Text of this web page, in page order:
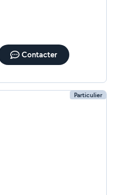
Contacter
Particulier